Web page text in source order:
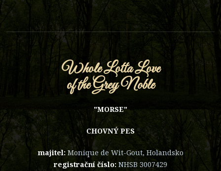
Whole Lotta Love
of the Grey Noble
"MORSE"
CHOVNÝ PES
majitel: Monique de Wit-Gout, Holandsko
registrační číslo: NHSB 3007429